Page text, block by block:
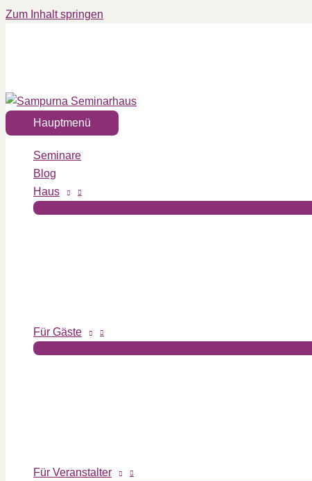
Zum Inhalt springen
Hauptmenü
Seminare
Blog
Haus
Für Gäste
Für Veranstalter